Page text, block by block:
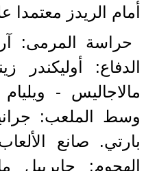
أمام الريدز معتمدا
حراسة المرمى:
الدفاع: أوليكندر
مالاجاليس -
وسط الملعب:
بارتي. صانع
الهجوم: جابرييل